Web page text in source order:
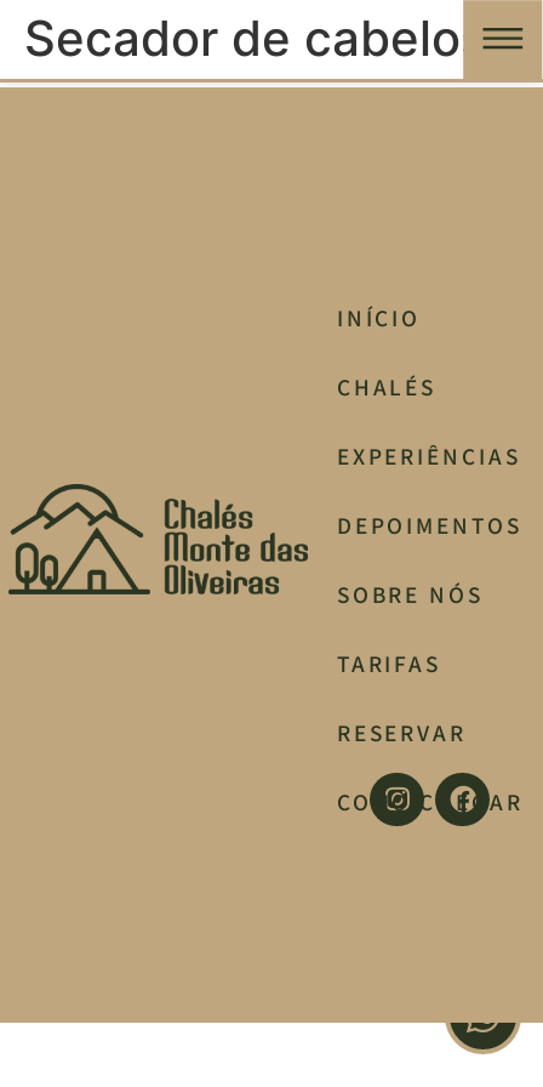
Secador de cabelos
INÍCIO
CHALÉS
EXPERIÊNCIAS
DEPOIMENTOS
SOBRE NÓS
TARIFAS
RESERVAR
COMO CHEGAR